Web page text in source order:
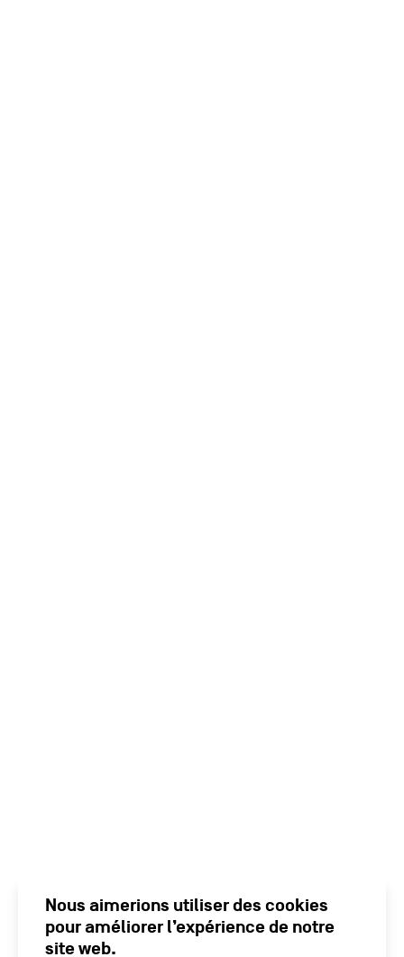
Nous aimerions utiliser des cookies
pour améliorer l’expérience de notre
site web.